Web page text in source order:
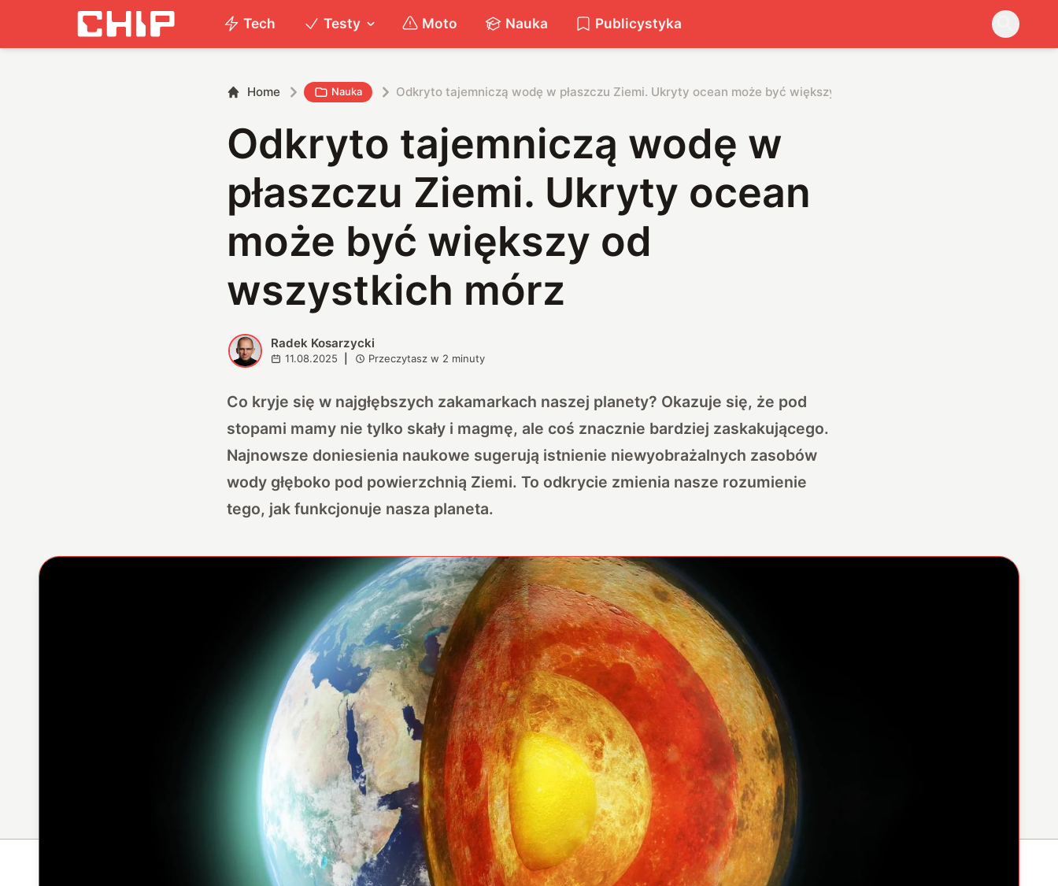
Tech Testy Moto Nauka Publicystyka
Home Nauka Odkryto tajemniczą wodę w płaszczu Ziemi. Ukryty ocean może być większy od wszystkich mórz
Odkryto tajemniczą wodę w
płaszczu Ziemi. Ukryty ocean
może być większy od
wszystkich mórz
R Radek Kosarzycki
11.08.2025 Przeczytasz w 2 minuty
Co kryje się w najgłębszych zakamarkach naszej planety? Okazuje się, że pod
stopami mamy nie tylko skały i magmę, ale coś znacznie bardziej zaskakującego.
Najnowsze doniesienia naukowe sugerują istnienie niewyobrażalnych zasobów
wody głęboko pod powierzchnią Ziemi. To odkrycie zmienia nasze rozumienie
tego, jak funkcjonuje nasza planeta.